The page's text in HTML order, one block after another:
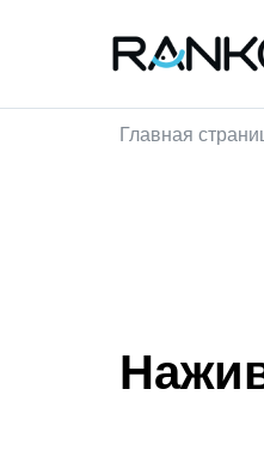
Главная